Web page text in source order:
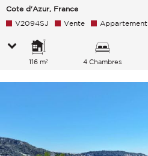
Cote d'Azur, France
V2094SJ Vente Appartement
116 m² 4 Chambres